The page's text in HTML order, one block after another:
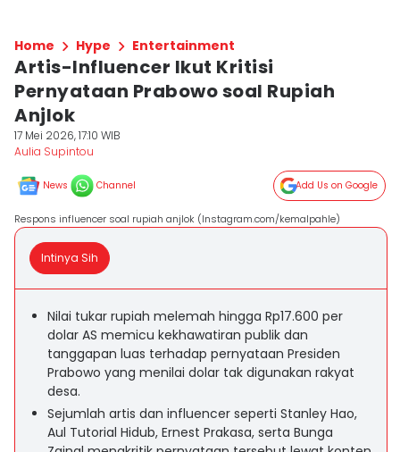
Home Hype Entertainment
Artis-Influencer Ikut Kritisi
Pernyataan Prabowo soal Rupiah
Anjlok
17 Mei 2026, 17:10 WIB
Aulia Supintou
News Channel Add Us on Google
Respons influencer soal rupiah anjlok (Instagram.com/kemalpahle)
Intinya Sih
Nilai tukar rupiah melemah hingga Rp17.600 per
dolar AS memicu kekhawatiran publik dan
tanggapan luas terhadap pernyataan Presiden
Prabowo yang menilai dolar tak digunakan rakyat
desa.
Sejumlah artis dan influencer seperti Stanley Hao,
Aul Tutorial Hidub, Ernest Prakasa, serta Bunga